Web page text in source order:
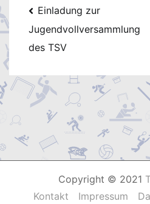
Einladung zur
Jugendvollversammlung
des TSV
Copyright © 2021
Kontakt
Impressum